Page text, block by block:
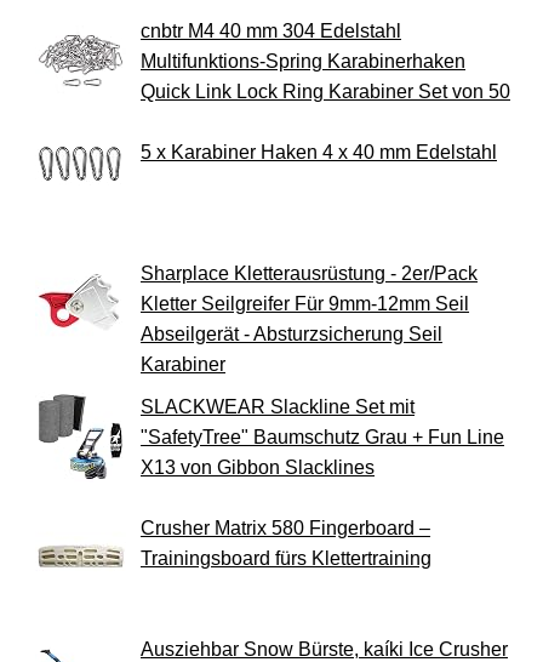
cnbtr M4 40 mm 304 Edelstahl
Multifunktions-Spring Karabinerhaken
Quick Link Lock Ring Karabiner Set von 50
5 x Karabiner Haken 4 x 40 mm Edelstahl
Sharplace Kletterausrüstung - 2er/Pack
Kletter Seilgreifer Für 9mm-12mm Seil
Abseilgerät - Absturzsicherung Seil
Karabiner
SLACKWEAR Slackline Set mit
"SafetyTree" Baumschutz Grau + Fun Line
X13 von Gibbon Slacklines
Crusher Matrix 580 Fingerboard –
Trainingsboard fürs Klettertraining
Ausziehbar Snow Bürste, kaíki Ice Crusher